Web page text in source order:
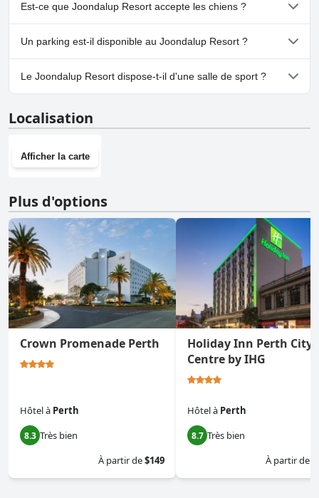
Est-ce que Joondalup Resort accepte les chiens ?
Non, Joondalup Resort n'accepte pas les chiens.
Un parking est-il disponible au Joondalup Resort ?
Oui, un parking est disponible à Joondalup Resort.
Le Joondalup Resort dispose-t-il d'une salle de sport ?
Localisation
Afficher la carte
Plus d'options
Crown Promenade Perth
Hôtelà Perth
8.3 Très bien
À partir de$149
Holiday Inn Perth City
Centre by IHG
Hôtelà Perth
8.7 Très bien
À partir de